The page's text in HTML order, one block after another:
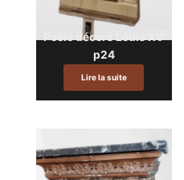
Poêle décors Louis XV
p24
Lire la suite